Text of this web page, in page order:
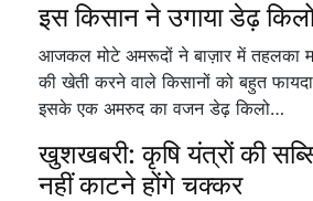
इस किसान ने उगाया डेढ़
आजकल मोटे अमरूदों ने बाज़ार में तहलका
की खेती करने वाले किसानों को बहुत फायदा
इसके एक अमरुद का वजन डेढ़ किलो…
खुशखबरी: कृषि यंत्रों की
नहीं काटने होंगे चक्कर